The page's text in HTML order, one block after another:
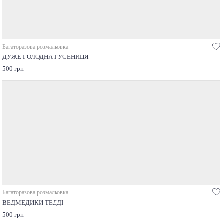
Багаторазова розмальовка
ДУЖЕ ГОЛОДНА ГУСЕНИЦЯ
500 грн
Багаторазова розмальовка
ВЕДМЕДИКИ ТЕДДІ
500 грн